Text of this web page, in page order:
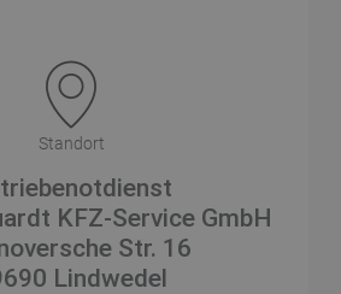
Standort
KFZ-Service GmbH
Str. 16
Lindwedel